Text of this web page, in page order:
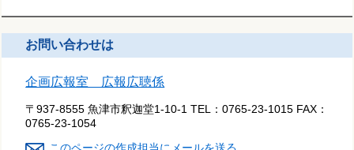
お問い合わせは
企画広報室 広報広聴係
〒937-8555 魚津市釈迦堂1-10-1 TEL：0765-23-1015 FAX：
0765-23-1054